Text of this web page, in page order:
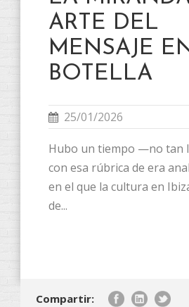
ARTE DEL
MENSAJE
BOTELLA
25/01/2026
Hubo un tiempo —no tan
con esa rúbrica de era
en el que la cultura en
de...
Compartir: